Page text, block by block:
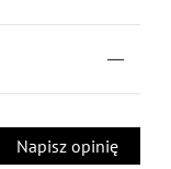
Napisz opinię